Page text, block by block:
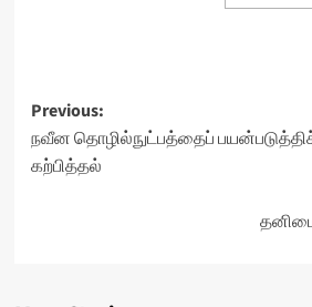
Post
navigation
Previous:
நவீன தொழில்நுட்பத்தைப்
கற்பித்தல்